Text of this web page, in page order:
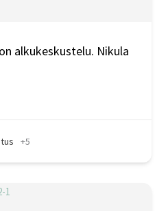
alkukeskustelu. Nikula
+5